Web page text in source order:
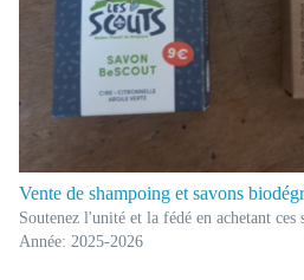
Vente de shampoing et savons
Soutenez l'unité et la fédé en achetant ces
Année: 2025-2026